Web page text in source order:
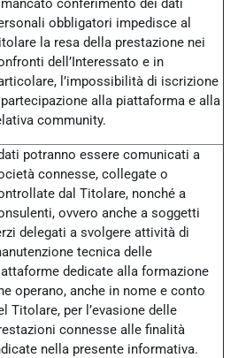
conferimento dei dati
obbligatori impedisce al
la resa della prestazione nei
dell’Interessato e in
l’impossibilità di iscrizione
alla piattaforma e alla
community.
potranno essere comunicati a
connesse, collegate o
dal Titolare, nonché a
ovvero anche a soggetti
delegati a svolgere attività di
tecnica delle
dedicate alla formazione
operano, anche in nome e conto
Titolare, per l’evasione delle
connesse alle finalità
nella presente informativa.